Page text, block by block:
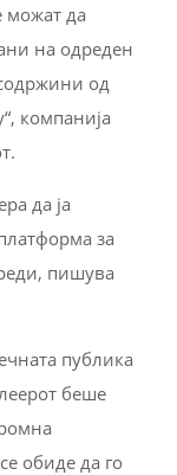
можат да
на одреден
од
компанија
да ја
за
пишува
публика
беше
обиде да го